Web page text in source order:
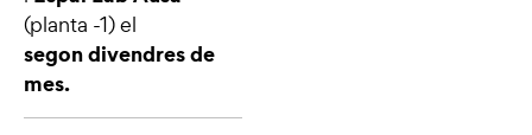
(planta -1) el
segon divendres de
mes.